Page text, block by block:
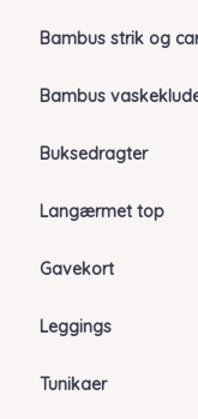
Bambus strik og
Bambus
Buksedragter
Langærmet top
Gavekort
Leggings
Tunikaer